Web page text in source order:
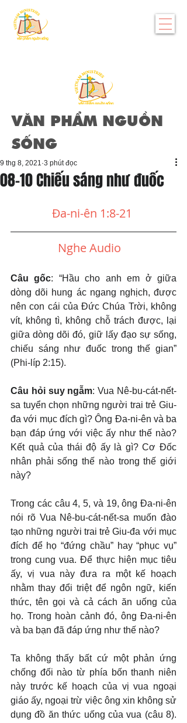
VĂN PHẨM NGUỒN
SỐNG
08-10 Chiếu sáng như đuốc
9 thg 8, 2021 3 phút đọc
Đa-ni-ên 1:8-21
Nghe Audio
Câu gốc: “Hầu cho anh em ở giữa
dòng dõi hung ác ngang nghịch, được
nên con cái của Đức Chúa Trời, không
vít, không tì, không chỗ trách được, lại
giữa dòng dõi đó, giữ lấy đạo sự sống,
chiếu sáng như đuốc trong thế gian”
(Phi-líp 2:15).
Câu hỏi suy ngẫm: Vua Nê-bu-cát-nết-
sa tuyển chọn những người trai trẻ Giu-
đa với mục đích gì? Ông Đa-ni-ên và ba
bạn đáp ứng với việc ấy như thế nào?
Kết quả của thái độ ấy là gì? Cơ Đốc
nhân phải sống thế nào trong thế giới
này?
Trong các câu 4, 5, và 19, ông Đa-ni-ên
nói rõ Vua Nê-bu-cát-nết-sa muốn đào
tạo những người trai trẻ Giu-đa với mục
đích để họ “đứng chầu” hay “phục vụ”
trong cung vua. Để thực hiện mục tiêu
ấy, vị vua này đưa ra một kế hoạch
nhằm thay đổi triệt để ngôn ngữ, kiến
thức, tên gọi và cả cách ăn uống của
họ. Trong hoàn cảnh đó, ông Đa-ni-ên
và ba bạn đã đáp ứng như thế nào?
Ta không thấy bất cứ một phản ứng
chống đối nào từ phía bốn thanh niên
này trước kế hoạch của vị vua ngoại
giáo ấy, ngoại trừ việc ông xin không sử
dụng đồ ăn thức uống của vua (câu 8).